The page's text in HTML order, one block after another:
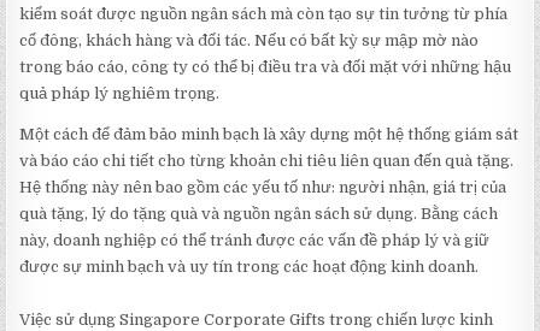
kiểm soát được nguồn ngân sách mà còn tạo sự tin tưởng từ phía
cổ đông, khách hàng và đối tác. Nếu có bất kỳ sự mập mờ nào
trong báo cáo, công ty có thể bị điều tra và đối mặt với những hậu
quả pháp lý nghiêm trọng.
Một cách để đảm bảo minh bạch là xây dựng một hệ thống giám sát
và báo cáo chi tiết cho từng khoản chi tiêu liên quan đến quà tặng.
Hệ thống này nên bao gồm các yếu tố như: người nhận, giá trị của
quà tặng, lý do tặng quà và nguồn ngân sách sử dụng. Bằng cách
này, doanh nghiệp có thể tránh được các vấn đề pháp lý và giữ
được sự minh bạch và uy tín trong các hoạt động kinh doanh.
Việc sử dụng Singapore Corporate Gifts trong chiến lược kinh